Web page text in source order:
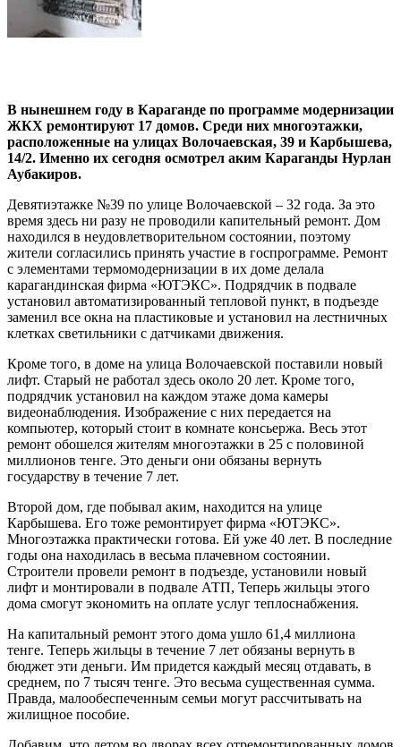
В нынешнем году в Караганде по программе модернизации
ЖКХ ремонтируют 17 домов. Среди них многоэтажки,
расположенные на улицах Волочаевская, 39 и Карбышева,
14/2. Именно их сегодня осмотрел аким Караганды Нурлан
Аубакиров.
Девятиэтажке №39 по улице Волочаевской – 32 года. За это
время здесь ни разу не проводили капительный ремонт. Дом
находился в неудовлетворительном состоянии, поэтому
жители согласились принять участие в госпрограмме. Ремонт
с элементами термомодернизации в их доме делала
карагандинская фирма «ЮТЭКС». Подрядчик в подвале
установил автоматизированный тепловой пункт, в подъезде
заменил все окна на пластиковые и установил на лестничных
клетках светильники с датчиками движения.
Кроме того, в доме на улица Волочаевской поставили новый
лифт. Старый не работал здесь около 20 лет. Кроме того,
подрядчик установил на каждом этаже дома камеры
видеонаблюдения. Изображение с них передается на
компьютер, который стоит в комнате консьержа. Весь этот
ремонт обошелся жителям многоэтажки в 25 с половиной
миллионов тенге. Это деньги они обязаны вернуть
государству в течение 7 лет.
Второй дом, где побывал аким, находится на улице
Карбышева. Его тоже ремонтирует фирма «ЮТЭКС».
Многоэтажка практически готова. Ей уже 40 лет. В последние
годы она находилась в весьма плачевном состоянии.
Строители провели ремонт в подъезде, установили новый
лифт и монтировали в подвале АТП, Теперь жильцы этого
дома смогут экономить на оплате услуг теплоснабжения.
На капитальный ремонт этого дома ушло 61,4 миллиона
тенге. Теперь жильцы в течение 7 лет обязаны вернуть в
бюджет эти деньги. Им придется каждый месяц отдавать, в
среднем, по 7 тысяч тенге. Это весьма существенная сумма.
Правда, малообеспеченным семьи могут рассчитывать на
жилищное пособие.